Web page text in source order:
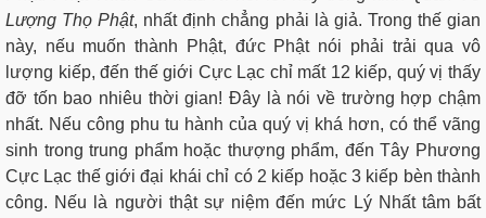
Lượng Thọ Phật, nhất định chẳng phải là giả. Trong thế gian
này, nếu muốn thành Phật, đức Phật nói phải trải qua vô
lượng kiếp, đến thế giới Cực Lạc chỉ mất 12 kiếp, quý vị thấy
đỡ tốn bao nhiêu thời gian! Đây là nói về trường hợp chậm
nhất. Nếu công phu tu hành của quý vị khá hơn, có thể vãng
sinh trong trung phẩm hoặc thượng phẩm, đến Tây Phương
Cực Lạc thế giới đại khái chỉ có 2 kiếp hoặc 3 kiếp bèn thành
công. Nếu là người thật sự niệm đến mức Lý Nhất tâm bất